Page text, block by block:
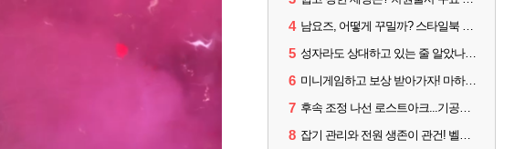
4 남요즈, 어떻게 꾸밀까? 스타일북 인기 차원술사 커스터마이즈
5 성자라도 상대하고 있는 줄 알았나? 벨가르딘 이모저모
6 미니게임하고 보상 받아가자! 마하라카 썸머 캠프 할 일은?
7 후속 조정 나선 로스트아크...기공사, 차원술사 하향
8 잡기 관리와 전원 생존이 관건! 벨가르딘 유물 칭호 획득방법 정리